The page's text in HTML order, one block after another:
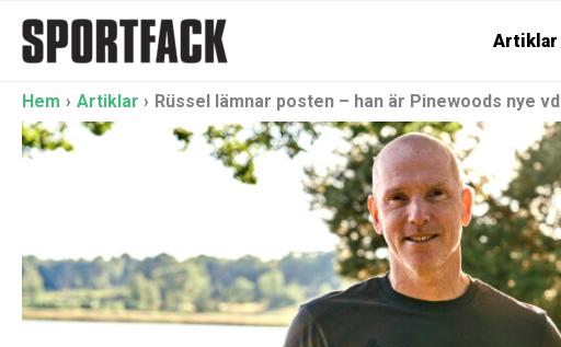
innehåll
Artiklar
Hem Artiklar Rüssel lämnar posten – han är Pinewoods nye vd